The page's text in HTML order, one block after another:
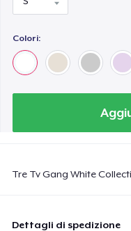
Colori:
Tre Tv Gang White
Dettagli di spedizione